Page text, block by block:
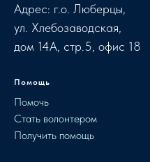
Адрес: г.о. Люберцы,
ул. Хлебозаводская,
дом 14А, стр.5, офис 18
Помощь
Помочь
Стать волонтером
Получить помощь